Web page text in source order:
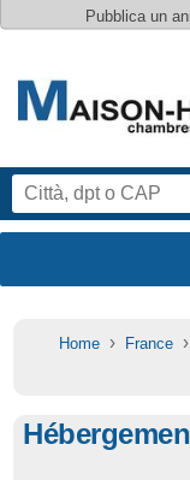
Pubblica un
Home› France›